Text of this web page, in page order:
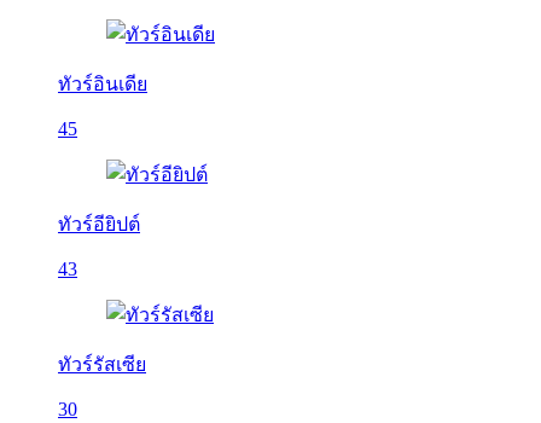
ทัวร์อินเดีย
45
ทัวร์อียิปต์
43
ทัวร์รัสเซีย
30